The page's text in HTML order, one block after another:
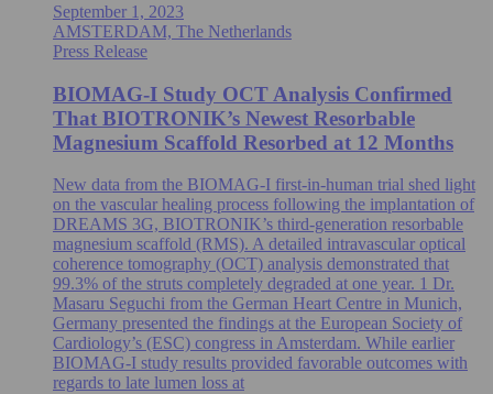
September 1, 2023
AMSTERDAM, The Netherlands
Press Release
BIOMAG-I Study OCT Analysis Confirmed
That BIOTRONIK’s Newest Resorbable
Magnesium Scaffold Resorbed at 12 Months
New data from the BIOMAG-I first-in-human trial shed light
on the vascular healing process following the implantation of
DREAMS 3G, BIOTRONIK’s third-generation resorbable
magnesium scaffold (RMS). A detailed intravascular optical
coherence tomography (OCT) analysis demonstrated that
99.3% of the struts completely degraded at one year. 1 Dr.
Masaru Seguchi from the German Heart Centre in Munich,
Germany presented the findings at the European Society of
Cardiology’s (ESC) congress in Amsterdam. While earlier
BIOMAG-I study results provided favorable outcomes with
regards to late lumen loss at